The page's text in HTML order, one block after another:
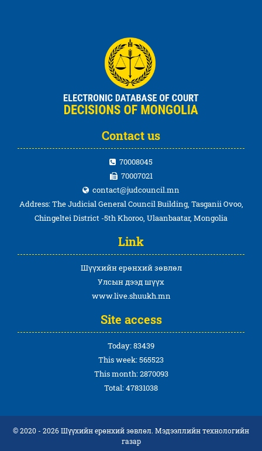
Contact us
70008045
70007021
contact@judcouncil.mn
Address: The Judicial General Council Building, Tasganii Ovoo,
Chingeltei District -5th Khoroo, Ulaanbaatar, Mongolia
Link
Шүүхийн ерөнхий зөвлөл
Улсын дээд шүүх
www.live.shuukh.mn
Site access
Today: 83439
This week: 565523
This month: 2870093
Total: 47831038
© 2020 - 2026 Шүүхийн ерөнхий зөвлөл. Мэдээллийн технологийн
газар